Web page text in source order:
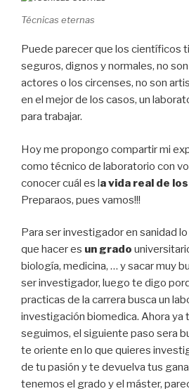
Técnicas eternas
Puede parecer que los científicos
seguros, dignos y normales, no
actores o los circenses, no son
en el mejor de los casos, un
para trabajar.
Hoy me propongo compartir mi
como técnico de laboratorio con
conocer cuál es la vida real de
Preparaos, pues vamos!!!
Para ser investigador en sanidad
que hacer es un grado
biología, medicina, … y sacar muy
ser investigador, luego te digo
practicas de la carrera busca un
investigación biomedica. Ahora ya
seguimos, el siguiente paso sera
te oriente en lo que quieres
de tu pasión y te devuelva tus
tenemos el grado y el máster,